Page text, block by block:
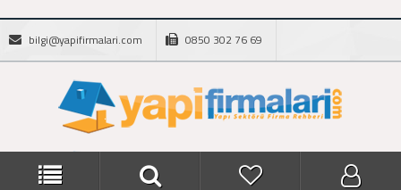
bilgi@yapifirmalari.com 0850 302 76 69